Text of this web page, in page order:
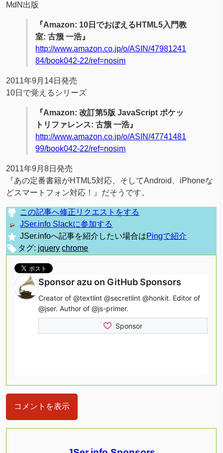
MdN出版
『Amazon: 10日でおぼえるHTML5入門教
室: 古籏 一浩』
http://www.amazon.co.jp/o/ASIN/47981241
84/book042-22/ref=nosim
2011年9月14日発売
10日で覚えるシリーズ
『Amazon: 改訂第5版 JavaScript ポケッ
トリファレンス: 古籏 一浩』
http://www.amazon.co.jp/o/ASIN/47741481
99/book042-22/ref=nosim
2011年9月8日発売
『あの定番書籍がHTML5対応、そしてAndroid、iPhoneな
どスマートフォン対応！』だそうです。
この記事へ修正リクエストをする
JSer.info Slackに参加する
JSer.infoへ記事を紹介したい場合はPingで紹介
タグ: jquery chrome
コメントを表示